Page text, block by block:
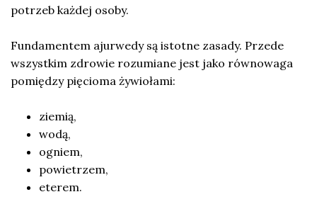
potrzeb każdej osoby.
Fundamentem ajurwedy są istotne zasady. Przede
wszystkim zdrowie rozumiane jest jako równowaga
pomiędzy pięcioma żywiołami:
ziemią,
wodą,
ogniem,
powietrzem,
eterem.